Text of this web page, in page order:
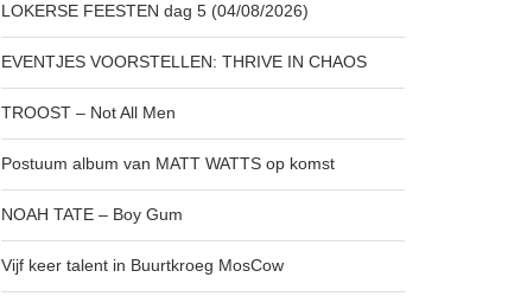
LOKERSE FEESTEN dag 5 (04/08/2026)
EVENTJES VOORSTELLEN: THRIVE IN CHAOS
TROOST – Not All Men
Postuum album van MATT WATTS op komst
NOAH TATE – Boy Gum
Vijf keer talent in Buurtkroeg MosCow